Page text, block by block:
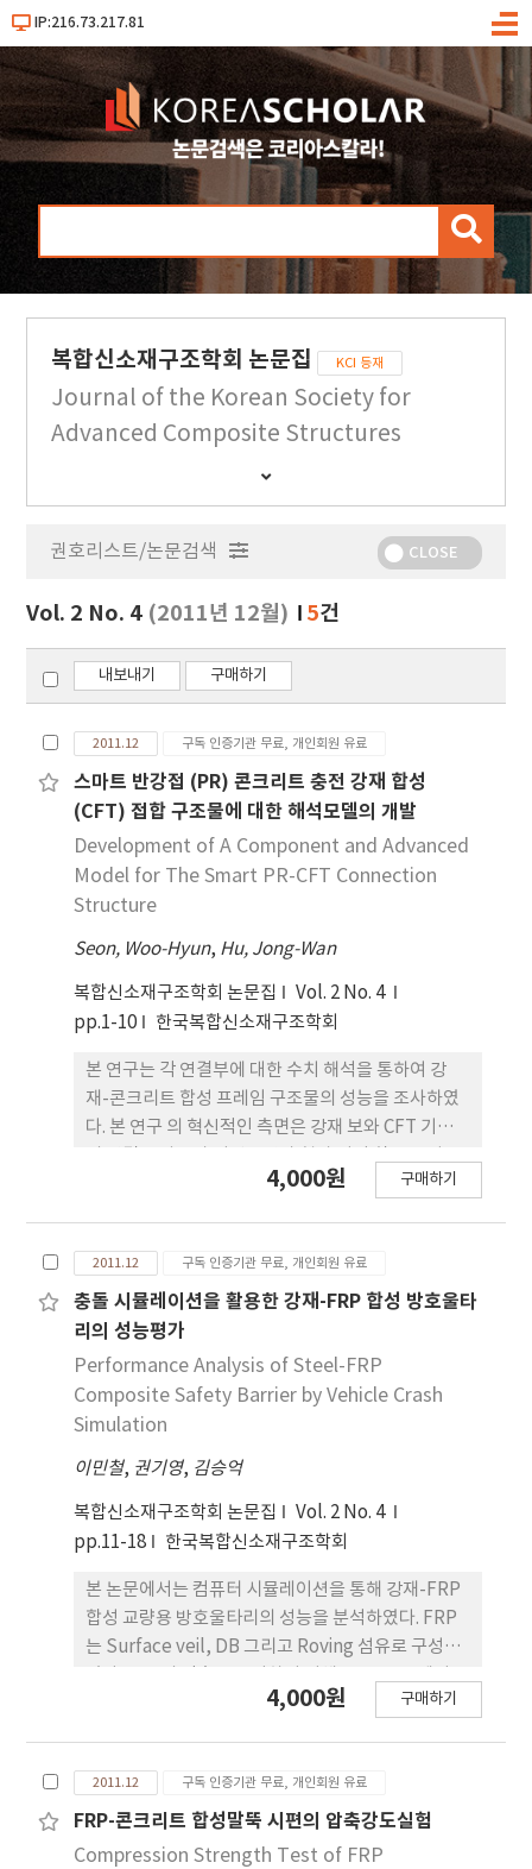
IP:216.73.217.81
메
검
복합신소재구조학회 논문집 KCI 등재
Journal of the Korean Society for
Advanced Composite Structures
간
행
보
기
권호리스트/논문검색 CLOSE
Vol. 2 No. 4 (2011년 12월) 5건
내보내기 구매하기
2011.12 구독 인증기관 무료, 개인회원 유료
스마트 반강접 (PR) 콘크리트 충전 강재 합성
(CFT) 접합 구조물에 대한 해석모델의 개발
Development of A Component and Advanced
Model for The Smart PR-CFT Connection
Structure
Seon, Woo-Hyun, Hu, Jong-Wan
복합신소재구조학회 논문집
Vol. 2 No. 4
pp.1-10
한국복합신소재구조학회
본 연구는 각 연결부에 대한 수치 해석을 통하여 강
재-콘크리트 합성 프레임 구조물의 성능을 조사하였
다. 본 연구 의 혁신적인 측면은 강재 보와 CFT 기둥
소의 조합을 활용하 는데 있다. 이러한 새로운 연결부
작용과 저탄소강의 우수한 에너지 분산 능력을 활용
하는 것이다. 연결부의 핀, 전체적인 고정 또는 부분
구속으로 모델링을 할 수 없기 때문에 이러한 구조물
들의 해석과 설계는 복잡하여 PR-CFT 연결부 의 전
체적인 거동을 알기 위한 수치해석을 위해 정교한 3차
원 솔리드 요소로 구성된 유한해석 모델을 개발하였
스프링 요소를 이용하여 간단한 연결부 모델링을 공
식화 시켰다. 반복 하중을 가하여 전체 프레임 구조물
의 거동을 확인하였고 3D 유한요소 해석을 통하여 단
순 거동을 비교하였 다.
4,000원 구매하기
2011.12 구독 인증기관 무료, 개인회원 유료
충돌 시뮬레이션을 활용한 강재-FRP 합성 방호울타
리의 성능평가
Performance Analysis of Steel-FRP
Composite Safety Barrier by Vehicle Crash
Simulation
이민철, 권기영, 김승억
복합신소재구조학회 논문집
Vol. 2 No. 4
pp.11-18
한국복합신소재구조학회
본 논문에서는 컴퓨터 시뮬레이션을 통해 강재-FRP
합성 교량용 방호울타리의 성능을 분석하였다. FRP
는 Surface veil, DB 그리고 Roving 섬유로 구성하
제공하는 재료모델 MAT58을 사용하였다. 강관과
적 강도성능, 탑승자 보호성능 및 충돌 후 차량의 거동
에 대한 성능평가를 실시하였다. 강재-FRP 합성 방호
울타리는 성능평가를 만족하였다.
4,000원 구매하기
2011.12 구독 인증기관 무료, 개인회원 유료
FRP-콘크리트 합성말뚝 시편의 압축강도실험
Compression Strength Test of FRP